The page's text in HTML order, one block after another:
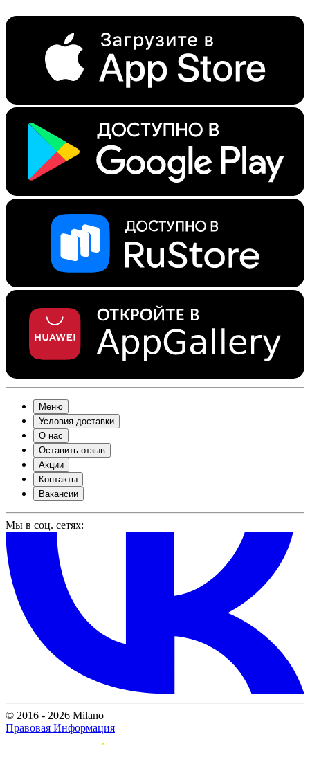
Меню
Условия доставки
О нас
Оставить отзыв
Акции
Контакты
Вакансии
Мы в соц. сетях:
© 2016 - 2026 Milano
Правовая Информация